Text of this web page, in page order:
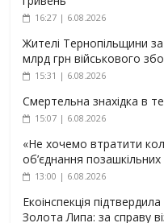
16:27 | 6.08.2026
Жителі Тернопільщини
млрд грн військового
15:31 | 6.08.2026
Смертельна знахідка в
15:07 | 6.08.2026
«Не хочемо втратити
об’єднання
13:00 | 6.08.2026
Екоінспекція
Золота Липа: за справу